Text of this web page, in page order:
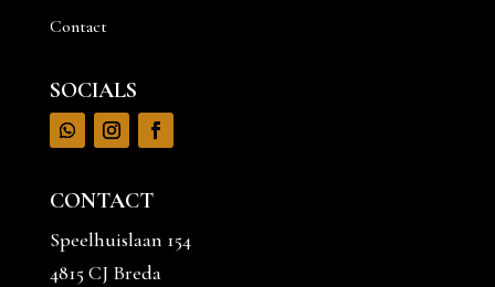
Contact
SOCIALS
CONTACT
Speelhuislaan 154
4815 CJ Breda